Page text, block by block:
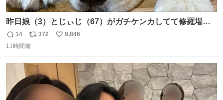
昨日娘（3）とじぃじ（67）がガチケンカしてて修羅場だ
ったんだけど、ふぉるては可能な限り平たくなってまし
た。犬が1番空気読める。
返
信
14
リ
ポ
数
372
い
数
9,846
11時間前